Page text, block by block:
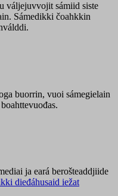
váljejuvvojit sámiid siste
Sámedikki čoahkkin
buorrin, vuoi sámegielain
ja eará berošteaddjiide
dieđáhusaid iežat